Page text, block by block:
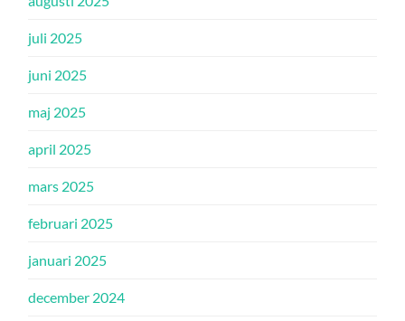
juli 2025
juni 2025
maj 2025
april 2025
mars 2025
februari 2025
januari 2025
december 2024